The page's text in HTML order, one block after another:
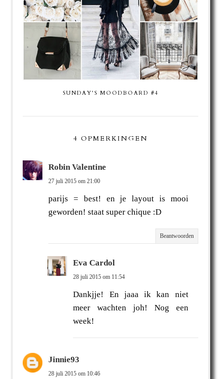
SUNDAY'S MOODBOARD #4
4 OPMERKINGEN
Robin Valentine
27 juli 2015 om 21:00
parijs = best! en je layout is mooi
geworden! staat super chique :D
Beantwoorden
Eva Cardol
28 juli 2015 om 11:54
Dankjje! En jaaa ik kan niet
meer wachten joh! Nog een
week!
Jinnie93
28 juli 2015 om 10:46